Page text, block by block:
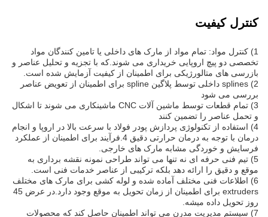
کنترل کیفیت
1) کنترل مواد: تمام مواد از مارک های داخلی یا تامین کنندگان مواد
تخصصی دو پیچ اروپایی خریداری می شوند.که با تجزیه و تحلیل عناصر و
بازرسی های متالورژیکی برای اطمینان از کیفیت آزمایش شده است.
2) splines داخلی توسط پلاگین spline برای اطمینان از تعویض عناصر
بررسی می شود
3) تمام قطعات توسط ماشین آلات CNC ماشینکاری می شوند تا اشکال
و تحمل عناصر را تضمین کنند
4) استفاده از تکنولوژی پردازش پودر فولاد با سرعت بالا در اروپا و انجام
درمان با توجه به درمان حرارتی دقیق 4.فرآیند برای اطمینان از عملکرد
فرسایش و خوردگی مشابه مارک های خارجی.
5) تیم فنی حرفه ای نه تنها می تواند طراحی نمونه نقشه برداری به
موقع و دقیق را ارائه دهد بلکه ترکیبی از عناصر خدمات فنی است.
6) اطلاعات فنی مختلف آماده شده و لوله کشی برای مارک های مختلف
extruders برای اطمینان از زمان تحویل به موقع وجود دارد.در عرض 45
روز تحویل داده ميشه.
7) سیستم مدیریت مدرن می تواند اطمینان حاصل کند که محصولات